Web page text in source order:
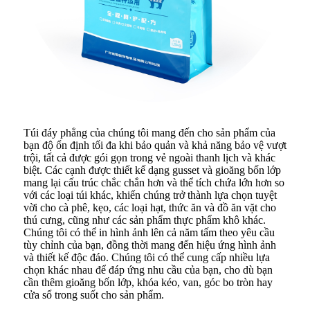
Túi đáy phẳng của chúng tôi mang đến cho sản phẩm của
bạn độ ổn định tối đa khi bảo quản và khả năng bảo vệ vượt
trội, tất cả được gói gọn trong vẻ ngoài thanh lịch và khác
biệt. Các cạnh được thiết kế dạng gusset và gioăng bốn lớp
mang lại cấu trúc chắc chắn hơn và thể tích chứa lớn hơn so
với các loại túi khác, khiến chúng trở thành lựa chọn tuyệt
vời cho cà phê, kẹo, các loại hạt, thức ăn và đồ ăn vặt cho
thú cưng, cũng như các sản phẩm thực phẩm khô khác.
Chúng tôi có thể in hình ảnh lên cả năm tấm theo yêu cầu
tùy chỉnh của bạn, đồng thời mang đến hiệu ứng hình ảnh
và thiết kế độc đáo. Chúng tôi có thể cung cấp nhiều lựa
chọn khác nhau để đáp ứng nhu cầu của bạn, cho dù bạn
cần thêm gioăng bốn lớp, khóa kéo, van, góc bo tròn hay
cửa sổ trong suốt cho sản phẩm.